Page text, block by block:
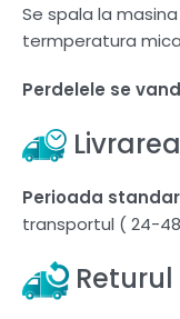
Se spala la
termperatura
Perdelele se
Perioada
transportul ( 24-